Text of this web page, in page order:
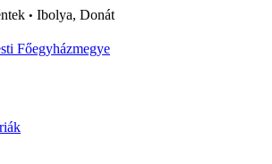
• Ibolya, Donát